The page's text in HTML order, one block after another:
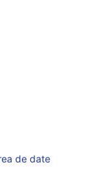
de date